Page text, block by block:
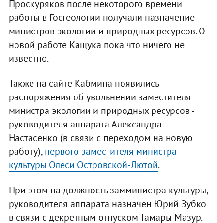
Проскуряков после некоторого времени
работы в Госгеологии получали назначение
министров экологии и природных ресурсов. О
новой работе Кащука пока что ничего не
известно.
Также на сайте Кабмина появились
распоряжения об увольнении заместителя
министра экологии и природных ресурсов -
руководителя аппарата Александра
Настасенко (в связи с переходом на новую
работу),первого заместителя министра
культуры Олеси Островской-Лютой.
При этом на должность замминистра культуры,
руководителя аппарата назначен Юрий Зубко
в связи с декретным отпуском Тамары Мазур.